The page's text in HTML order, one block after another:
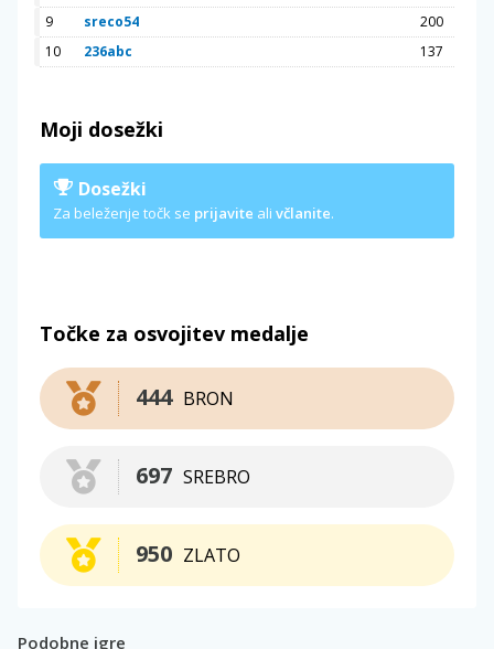
9
sreco54
200
10
236abc 137
Moji dosežki
Dosežki
Za beleženje točk se prijavite ali včlanite.
Točke za osvojitev medalje
BRON
444
SREBRO
697
ZLATO
950
Podobne igre